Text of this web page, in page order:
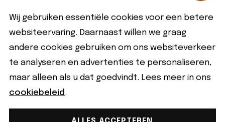
Partnerbijdrage
Disclaimer
Volg ons
Wij gebruiken essentiële cookies voor een betere
websiteervaring. Daarnaast willen we graag
andere cookies gebruiken om ons websiteverkeer
te analyseren en advertenties te personaliseren,
maar alleen als u dat goedvindt. Lees meer in ons
cookiebeleid .